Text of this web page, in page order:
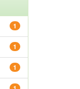
1
1
1